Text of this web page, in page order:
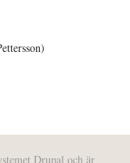
Drupal och är